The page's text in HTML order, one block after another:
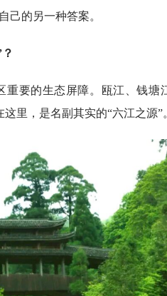
的另一种答案。
重要的生态屏障。瓯江、钱塘
里，是名副其实的“六江之源”